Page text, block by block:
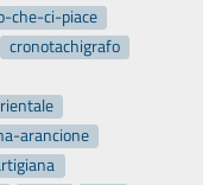
che-ci-piace
cronotachigrafo
arancione